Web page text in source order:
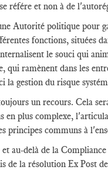
référe et non à de
Autorité politique pour
fonctions, situées
le souci qui
qui ramènent dans les
la gestion du risque
un recours. Cela
en plus complexe,
principes communs à
au-delà de la
de la résolution Ex Post